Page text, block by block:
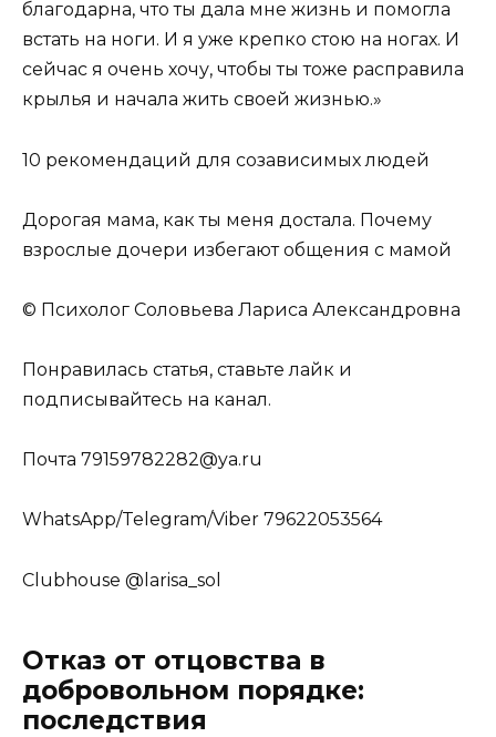
благодарна, что ты дала мне жизнь и помогла
встать на ноги. И я уже крепко стою на ногах. И
сейчас я очень хочу, чтобы ты тоже расправила
крылья и начала жить своей жизнью.»
10 рекомендаций для созависимых людей
Дорогая мама, как ты меня достала. Почему
взрослые дочери избегают общения с мамой
© Психолог Соловьева Лариса Александровна
Понравилась статья, ставьте лайк и
подписывайтесь на канал.
Почта 79159782282@ya.ru
WhatsApp/Telegram/Viber 79622053564
Clubhouse @larisa_sol
Отказ от отцовства в
добровольном порядке:
последствия